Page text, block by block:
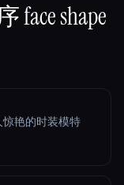
face shape
艳的时装模特